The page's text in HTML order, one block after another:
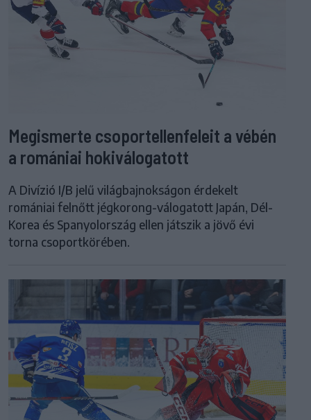
Megismerte csoportellenfeleit a vébén
a romániai hokiválogatott
A Divízió I/B jelű világbajnokságon érdekelt
romániai felnőtt jégkorong-válogatott Japán, Dél-
Korea és Spanyolország ellen játszik a jövő évi
torna csoportkörében.